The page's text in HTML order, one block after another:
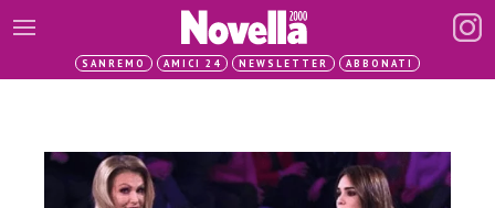
SANREMO AMICI 24 NEWSLETTER ABBONATI